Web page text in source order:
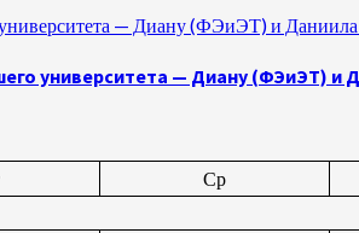
университета — Диану (ФЭиЭТ) и
университета — Диану (ФЭиЭТ)
Ср